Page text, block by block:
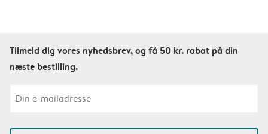
Tilmeld dig vores nyhedsbrev, og få 50 kr. rabat på din
næste bestilling.